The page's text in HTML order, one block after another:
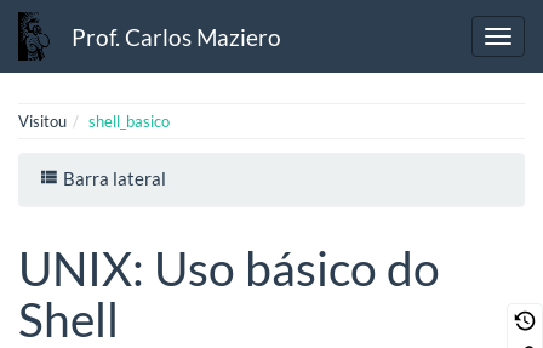
Prof. Carlos Maziero
Visitou shell_basico
Barra lateral
UNIX: Uso básico do
Shell